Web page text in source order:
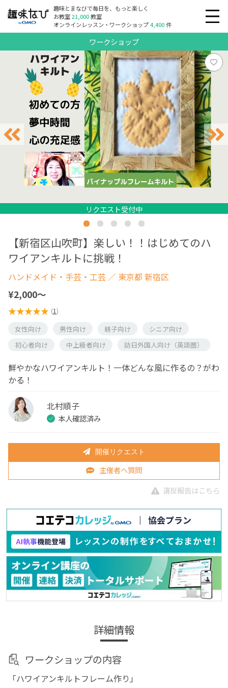
趣味とまなびで毎日を、もっと楽しく
お教室21,000教室
オンラインレッスン・ワークショップ4,400件
ワークショップ
リクエスト受付中
リクエスト受付中
リクエスト受付中
リクエスト受付中
リクエスト受付中
リクエスト受付中
【新宿区山吹町】楽しい！！はじめてのハ
ワイアンキルトに挑戦！
ハンドメイド・手芸・工芸 ／ 東京都 新宿区
¥2,000〜
(1)
女性向け
男性向け 親子向け
シニア向け
初心者向け
中上級者向け 訪日外国人向け（英語圏）
鮮やかなハワイアンキルト！一体どんな風に作るの？がわ
かる！
北村順子
本人確認済み
開催リクエスト
主催者へ質問
違反報告はこちら
詳細情報
ワークショップの内容
「ハワイアンキルトフレーム作り」